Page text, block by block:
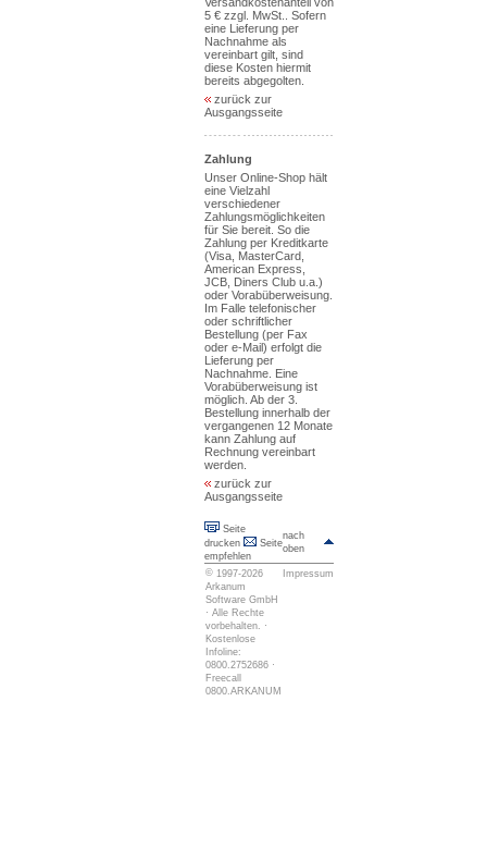
5 € zzgl. MwSt.. Sofern
eine Lieferung per
Nachnahme als
vereinbart gilt, sind
diese Kosten hiermit
bereits abgegolten.
zurück zur
Ausgangsseite
Zahlung
Unser Online-Shop hält
eine Vielzahl
verschiedener
Zahlungsmöglichkeiten
für Sie bereit. So die
Zahlung per Kreditkarte
(Visa, MasterCard,
American Express,
JCB, Diners Club u.a.)
oder Vorabüberweisung.
Im Falle telefonischer
oder schriftlicher
Bestellung (per Fax
oder e-Mail) erfolgt die
Lieferung per
Nachnahme. Eine
Vorabüberweisung ist
möglich. Ab der 3.
Bestellung innerhalb der
vergangenen 12 Monate
kann Zahlung auf
Rechnung vereinbart
werden.
zurück zur
Ausgangsseite
Seite
drucken
Seite
empfehlen
nach
oben
© 1997-2026
Arkanum
Software GmbH
· Alle Rechte
vorbehalten. ·
Kostenlose
Infoline:
0800.2752686 ·
Freecall
0800.ARKANUM
Impressum